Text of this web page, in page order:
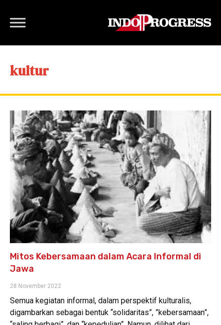
kultur
Mitos Kebersamaan dalam Acara Informal di
Jawa
28 November 2022
Semua kegiatan informal, dalam perspektif kulturalis,
digambarkan sebagai bentuk “solidaritas”, ”kebersamaan”,